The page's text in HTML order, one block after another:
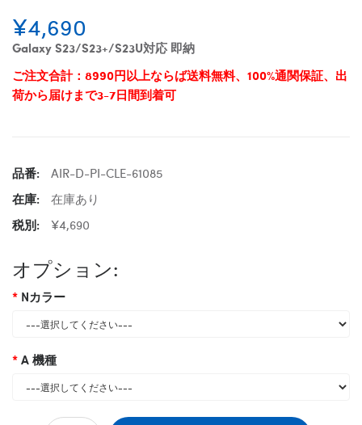
¥4,690
Galaxy S23/S23+/S23U対応 即納
ご注文合計：8990円以上ならば送料無料、100%通関保証、出
荷から届けまで3-7日間到着可
品番:
AIR-D-PI-CLE-61085
在庫:
在庫あり
税別:
¥4,690
オプション:
Nカラー
A 機種